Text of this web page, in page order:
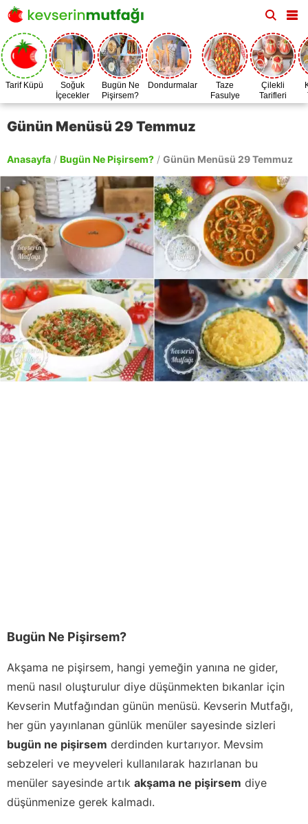
Tarif Küpü
Soğuk
İçecekler
Bugün Ne
Pişirsem?
Dondurmalar
Taze
Fasulye
Zamanı
Çilekli
Tarifleri
Günün Menüsü 29 Temmuz
Anasayfa / Bugün Ne Pişirsem? / Günün Menüsü 29 Temmuz
Bugün Ne Pişirsem?
Akşama ne pişirsem, hangi yemeğin yanına ne gider,
menü nasıl oluşturulur diye düşünmekten bıkanlar için
Kevserin Mutfağından günün menüsü. Kevserin Mutfağı,
her gün yayınlanan günlük menüler sayesinde sizleri
bugün ne pişirsem derdinden kurtarıyor. Mevsim
sebzeleri ve meyveleri kullanılarak hazırlanan bu
menüler sayesinde artık akşama ne pişirsem diye
düşünmenize gerek kalmadı.